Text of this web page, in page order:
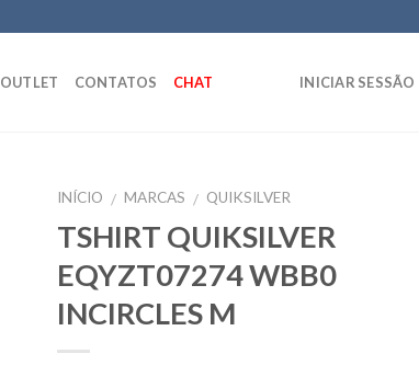
OUTLET CONTATOS CHAT INICIAR SESSÃO
INÍCIO / MARCAS / QUIKSILVER
TSHIRT QUIKSILVER
EQYZT07274 WBB0
INCIRCLES M